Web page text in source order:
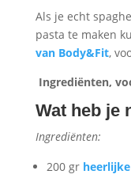
Als je echt
pasta te maken
van Body&Fit,
Ingrediënten,
Wat heb je
Ingrediënten:
200 gr